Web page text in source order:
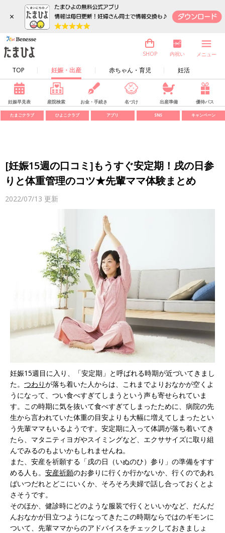
×
TOP 妊娠・出産 赤ちゃん・育児 妊活
SHOP 内祝い メニュー
妊娠早見表 産院検索 お金・手続き 名づけ 出産準備 優待パス
たまごクラブ ひよこクラブ アプリ SNS キャンペーン
[妊娠15週の口コミ]もうすぐ安定期！戌の日参
りと体重管理のコツ★先輩ママ体験まとめ
2022/07/13 更新
妊娠15週目に入り、「安定期」と呼ばれる時期が近づいてきまし
た。 つわりが落ち着いた人からは、これまでよりおなかが空くよ
うになって、つい食べすぎてしまうという声も寄せられていま
す。この時期に気を抜いて食べすぎてしまったために、病院の先
生から言われていた体重の目安よりも大幅に増えてしまったとい
う先輩ママもいるようです。安定期に入って体調が落ち着いてき
たら、マタニティヨガやスイミングなど、エクササイズに取り組
んでみるのもよいかもしれませんね。
また、安産を祈願する「戌の日（いぬのひ）参り」の準備をすす
める人も。 安産祈願のお参りに行くか行かないか、行くのであれ
ばいつだれとどこにいくか、そろそろ夫婦で話し合っておくとよ
さそうです。
そのほか、健診時にどのような服装で行くといいかなど、だんだ
んおなかが目立つようになってきたこの時期ならではのギモンに
ついて、先輩ママからのアドバイスをチェックしておきましょ